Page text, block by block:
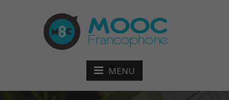
MENU